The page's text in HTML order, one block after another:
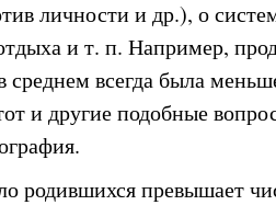
личности и др.), о
и т. п. Например,
среднем всегда была
и другие подобные
родившихся превышает